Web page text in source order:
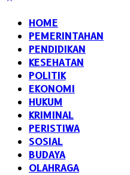
HOME
PEMERINTAHAN
PENDIDIKAN
KESEHATAN
POLITIK
EKONOMI
HUKUM
KRIMINAL
PERISTIWA
SOSIAL
BUDAYA
OLAHRAGA